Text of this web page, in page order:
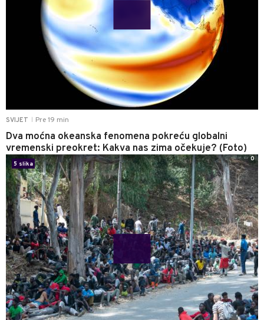
SVIJET Pre 19 min
Dva moćna okeanska fenomena pokreću globalni
vremenski preokret: Kakva nas zima očekuje? (Foto)
5 slika
0